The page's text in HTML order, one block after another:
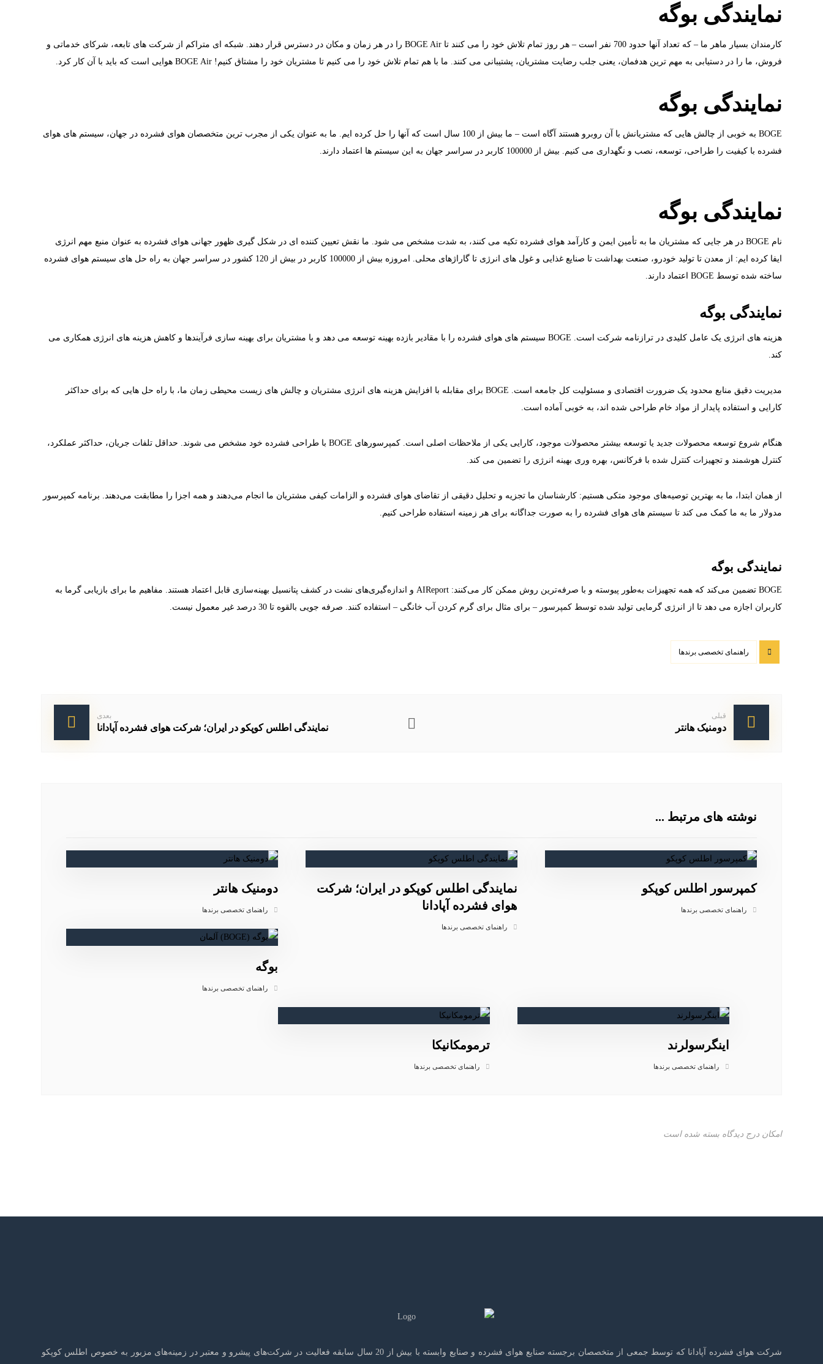
نمایندگی بوگه
کارمندان بسیار ماهر ما – که تعداد آنها حدود 700 نفر است – هر روز تمام تلاش خود را می کنند تا BOGE Air را در هر زمان و مکان در دسترس قرار دهند. شبکه ای متراکم از شرکت های تابعه، شرکای خدماتی و
فروش، ما را در دستیابی به مهم ترین هدفمان، یعنی جلب رضایت مشتریان، پشتیبانی می کنند. ما با هم تمام تلاش خود را می کنیم تا مشتریان خود را مشتاق کنیم! BOGE Air هوایی است که باید با آن کار کرد.
نمایندگی بوگه
BOGE به خوبی از چالش هایی که مشتریانش با آن روبرو هستند آگاه است – ما بیش از 100 سال است که آنها را حل کرده ایم. ما به عنوان یکی از مجرب ترین متخصصان هوای فشرده در جهان، سیستم های هوای
فشرده با کیفیت را طراحی، توسعه، نصب و نگهداری می کنیم. بیش از 100000 کاربر در سراسر جهان به این سیستم ها اعتماد دارند.
نمایندگی بوگه
نام BOGE در هر جایی که مشتریان ما به تأمین ایمن و کارآمد هوای فشرده تکیه می کنند، به شدت مشخص می شود. ما نقش تعیین کننده ای در شکل گیری ظهور جهانی هوای فشرده به عنوان منبع مهم انرژی
ایفا کرده ایم: از معدن تا تولید خودرو، صنعت بهداشت تا صنایع غذایی و غول های انرژی تا گاراژهای محلی. امروزه بیش از 100000 کاربر در بیش از 120 کشور در سراسر جهان به راه حل های سیستم هوای فشرده
ساخته شده توسط BOGE اعتماد دارند.
نمایندگی بوگه
هزینه های انرژی یک عامل کلیدی در ترازنامه شرکت است. BOGE سیستم های هوای فشرده را با مقادیر بازده بهینه توسعه می دهد و با مشتریان برای بهینه سازی فرآیندها و کاهش هزینه های انرژی همکاری می
کند.
مدیریت دقیق منابع محدود یک ضرورت اقتصادی و مسئولیت کل جامعه است. BOGE برای مقابله با افزایش هزینه های انرژی مشتریان و چالش های زیست محیطی زمان ما، با راه حل هایی که برای حداکثر
کارایی و استفاده پایدار از مواد خام طراحی شده اند، به خوبی آماده است.
هنگام شروع توسعه محصولات جدید یا توسعه بیشتر محصولات موجود، کارایی یکی از ملاحظات اصلی است. کمپرسورهای BOGE با طراحی فشرده خود مشخص می شوند. حداقل تلفات جریان، حداکثر عملکرد،
کنترل هوشمند و تجهیزات کنترل شده با فرکانس، بهره وری بهینه انرژی را تضمین می کند.
از همان ابتدا، ما به بهترین توصیه‌های موجود متکی هستیم: کارشناسان ما تجزیه و تحلیل دقیقی از تقاضای هوای فشرده و الزامات کیفی مشتریان ما انجام می‌دهند و همه اجزا را مطابقت می‌دهند. برنامه کمپرسور
مدولار ما به ما کمک می کند تا سیستم های هوای فشرده را به صورت جداگانه برای هر زمینه استفاده طراحی کنیم.
نمایندگی بوگه
BOGE تضمین می‌کند که همه تجهیزات به‌طور پیوسته و با صرفه‌ترین روش ممکن کار می‌کنند: AIReport و اندازه‌گیری‌های نشت در کشف پتانسیل بهینه‌سازی قابل اعتماد هستند. مفاهیم ما برای بازیابی گرما به
کاربران اجازه می دهد تا از انرژی گرمایی تولید شده توسط کمپرسور – برای مثال برای گرم کردن آب خانگی – استفاده کنند. صرفه جویی بالقوه تا 30 درصد غیر معمول نیست.
راهنمای تخصصی برندها
قبلی
دومنیک هانتر
بعدی
نمایندگی اطلس کوپکو در ایران؛ شرکت هوای فشرده آپادانا
نوشته های مرتبط ...
کمپرسور اطلس کوپکو
راهنمای تخصصی برندها
نمایندگی اطلس کوپکو در ایران؛ شرکت
هوای فشرده آپادانا
راهنمای تخصصی برندها
دومنیک هانتر
راهنمای تخصصی برندها
بوگه
راهنمای تخصصی برندها
اینگرسولرند
راهنمای تخصصی برندها
ترمومکانیکا
راهنمای تخصصی برندها
امکان درج دیدگاه بسته شده است
شرکت هوای فشرده آپادانا که توسط جمعی از متخصصان برجسته صنایع هوای فشرده و صنایع وابسته با بیش از 20 سال سابقه فعالیت در شرکت‌های پیشرو و معتبر در زمینه‌های مزبور به خصوص اطلس کوپکو